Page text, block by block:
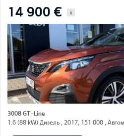
14 900 € i
3008 GT-Line
1.6 (88 kW) Дизель , 2017, 151 000 ,